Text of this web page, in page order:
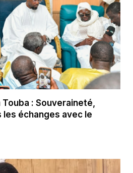
Touba : Souveraineté,
échanges avec le